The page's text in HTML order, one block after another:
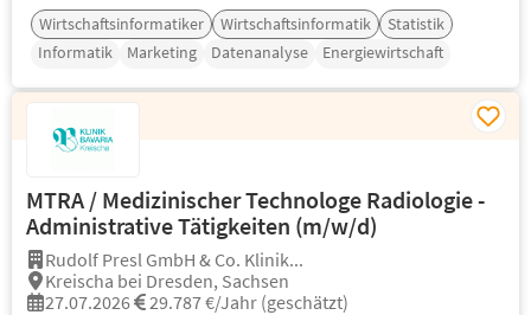
Wirtschaftsinformatiker Wirtschaftsinformatik
Statistik
Informatik
Marketing Datenanalyse Energiewirtschaft
MTRA / Medizinischer Technologe Radiologie -
Administrative Tätigkeiten (m/w/d)
Rudolf Presl GmbH & Co. Klinik...
Kreischa bei Dresden, Sachsen
27.07.2026
29.787 €/Jahr (geschätzt)